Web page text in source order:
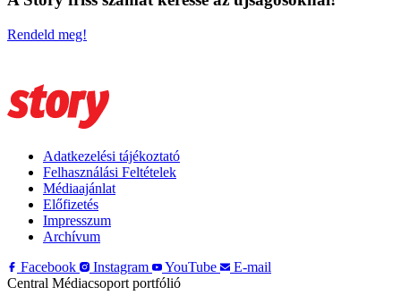
Rendeld meg!
Adatkezelési tájékoztató
Felhasználási Feltételek
Médiaajánlat
Előfizetés
Impresszum
Archívum
Facebook
Instagram YouTube
E-mail
Central Médiacsoport portfólió